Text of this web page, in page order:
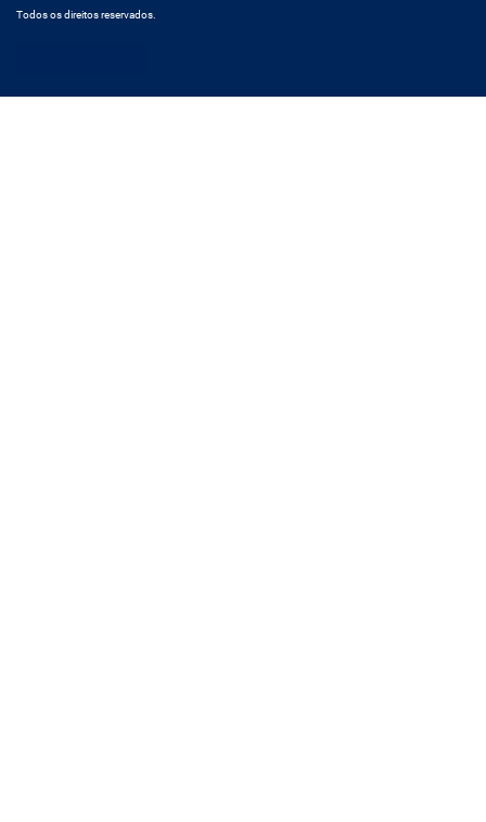
Todos os direitos reservados.